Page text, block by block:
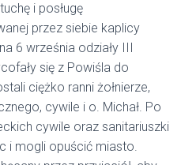
i posługę
przez siebie kaplicy
6 września odziały III
się z Powiśla do
ciężko ranni żołnierze,
cywile i o. Michał. Po
cywile oraz sanitariuszki
i mogli opuścić miasto.